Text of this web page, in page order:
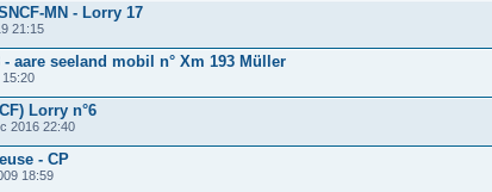
MN - Lorry 17
21:15
- aare seeland mobil n° Xm 193 Müller
15:20
Lorry n°6
2016 22:40
- CP
18:59